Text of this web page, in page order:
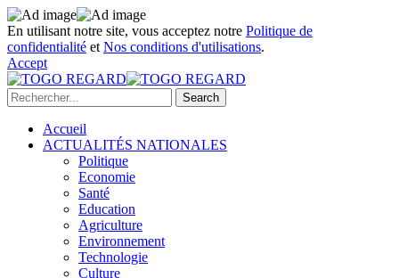
En utilisant notre site, vous acceptez notre Politique de
confidentialité et Nos conditions d'utilisations.
Accept
Accueil
ACTUALITÉS NATIONALES
Politique
Economie
Santé
Education
Agriculture
Environnement
Technologie
Culture